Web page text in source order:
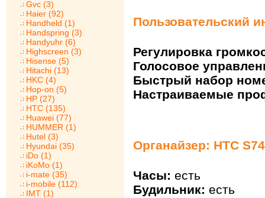
Gvc (3)
Haier (92)
Handheld (1)
Handspring (3)
Handyuhr (6)
Highscreen (3)
Hisense (5)
Hitachi (13)
HKC (4)
Hop-on (5)
HP (27)
HTC (135)
Huawei (77)
HUMMER (1)
Hutel (3)
Hyundai (35)
iDo (1)
iKoMo (1)
i-mate (35)
i-mobile (112)
IMT (1)
Пользовательский
Регулировка
Голосовое
Быстрый набор
Настраиваемые
Органайзер: HTC
Часы: есть
Будильник: есть